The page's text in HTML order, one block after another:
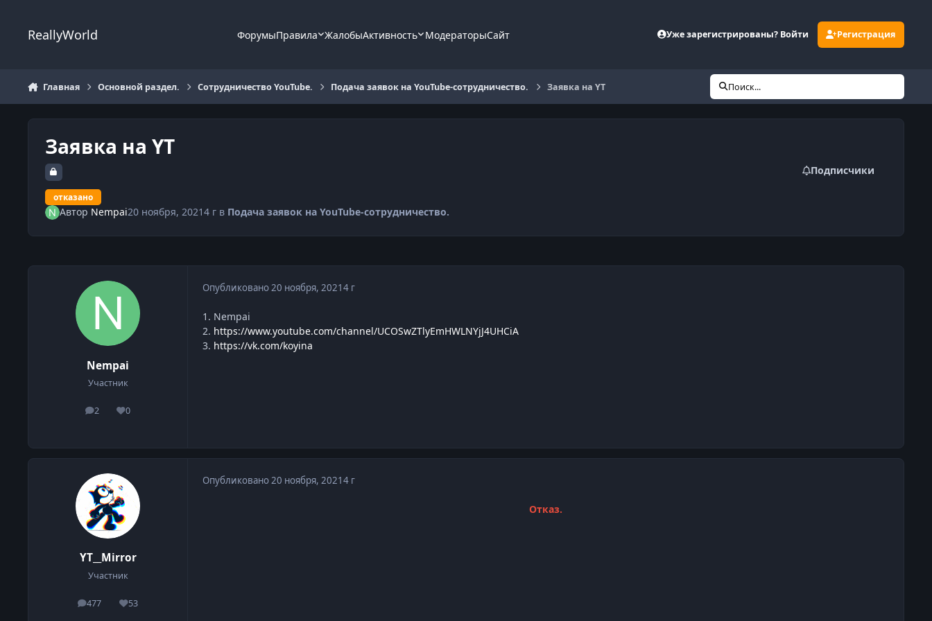
ReallyWorld ФорумыПравила ЖалобыАктивность МодераторыСайт Уже зарегистрированы? Войти Регистрация
Главная Основной раздел. Сотрудничество YouTube. Подача заявок на YouTube-сотрудничество. Заявка на YT Поиск...
Заявка на YT
отказано
Подписчики
Автор Nempai20 ноября, 20214 гв Подача заявок на YouTube-сотрудничество.
Nempai
Участник
2
сообщения
0
Репутация
Опубликовано20 ноября, 20214 г
1. Nempai
2. https://www.youtube.com/channel/UCOSwZTlyEmHWLNYjJ4UHCiA
3. https://vk.com/koyina
YT__Mirror
Участник
477
сообщения
53
Репутация
Опубликовано20 ноября, 20214 г
Отказ.